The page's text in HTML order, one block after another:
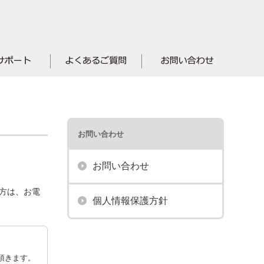
お問い合わせ
お問い合わせ
個人情報保護方針
は、お電
ます。